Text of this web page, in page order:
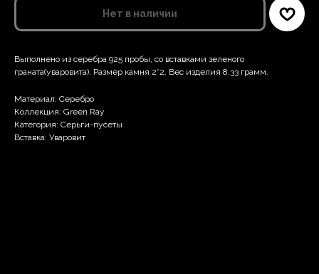
Нет в наличии
Выполнено из серебра 925 пробы, со вставками зеленого
граната(уваровита). Размер камня 2*2. Вес изделия 8,33 грамм.
Материал: Серебро
Коллекция: Green Ray
Категория: Серьги-пусеты
Вставка: Уваровит